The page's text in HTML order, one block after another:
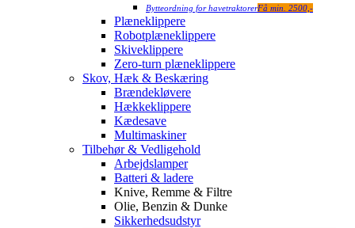
Bytteordning for havetraktorerFå min. 2500,-
Plæneklippere
Robotplæneklippere
Skiveklippere
Zero-turn plæneklippere
Skov, Hæk & Beskæring
Brændekløvere
Hækkeklippere
Kædesave
Multimaskiner
Tilbehør & Vedligehold
Arbejdslamper
Batteri & ladere
Knive, Remme & Filtre
Olie, Benzin & Dunke
Sikkerhedsudstyr